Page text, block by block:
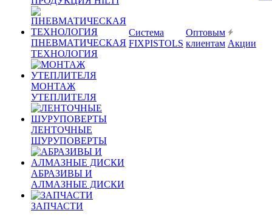
ПНЕВМАТИЧЕСКАЯ
ТЕХНОЛОГИЯ
МОНТАЖ
УТЕПЛИТЕЛЯ
ЛЕНТОЧНЫЕ
ШУРУПОВЕРТЫ
АБРАЗИВЫ И
АЛМАЗНЫЕ ДИСКИ
ЗАПЧАСТИ
Система
FIXPISTOLS
Оптовым
клиентам Акции